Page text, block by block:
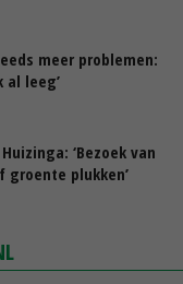
meer problemen:
al leeg’
‘Bezoek van
groente plukken’